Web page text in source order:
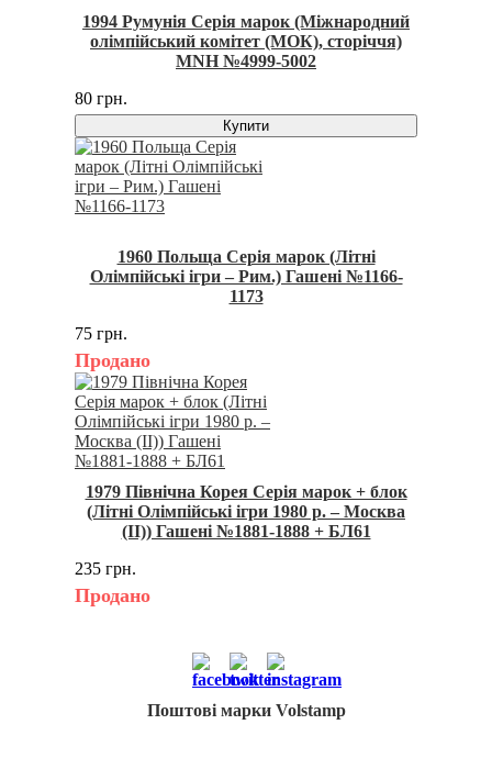
1994 Румунія Серія марок (Міжнародний
олімпійський комітет (МОК), сторіччя)
MNH №4999-5002
80 грн.
Купити
1960 Польща Серія марок (Літні
Олімпійські ігри – Рим.) Гашені №1166-
1173
75 грн.
Продано
1979 Північна Корея Серія марок + блок
(Літні Олімпійські ігри 1980 р. – Москва
(II)) Гашені №1881-1888 + БЛ61
235 грн.
Продано
Поштові марки Volstamp